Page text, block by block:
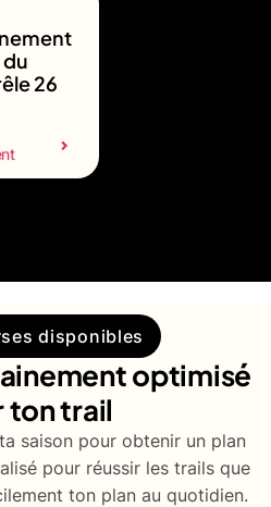
du
26
disponibles
optimisé
ton trail
saison pour obtenir un plan
pour réussir les trails que
ton plan au quotidien.